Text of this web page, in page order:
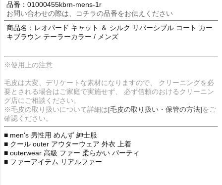
品番：01000455kbrn-mens-1r
お問い合わせの際は、コチラの品番をお伝えください
商品名：レオパード キャット ＆ シルク リバーシブル コート カー
キブラウン テーラーカラー / メンズ
※使用上の注意
毛皮は大変、デリケートな素材になりますので、 クリーニングを必
要とされる場合はご家庭で実施せず、 必ず信頼のおけるクリーニン
グ店にご相談ください。
※毛皮の取り扱いについて詳細は[毛皮の取り扱い・保管の方法]をご
確認ください。
■ men's 男性用 めんず 紳士服
■ クール outer アウターウェア 外衣 上着
■ outerwear 高級 ファー 柔らかい パーティ
■ ファーアイテム リアルファー